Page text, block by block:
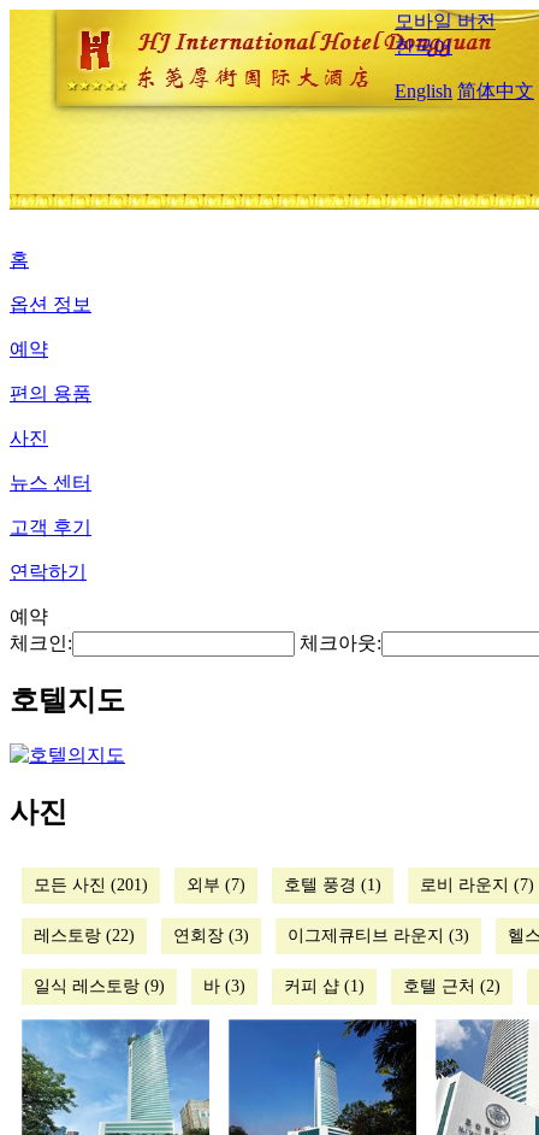
모바일 버전
한국어
English 简体中文
홈
옵션 정보
예약
편의 용품
사진
뉴스 센터
고객 후기
연락하기
예약
체크인:
체크아웃:
호텔지도
사진
모든 사진 (201) 외부 (7) 호텔 풍경 (1) 로비 라운지 (7)
레스토랑 (22) 연회장 (3) 이그제큐티브 라운지 (3) 헬
일식 레스토랑 (9) 바 (3) 커피 샵 (1) 호텔 근처 (2)